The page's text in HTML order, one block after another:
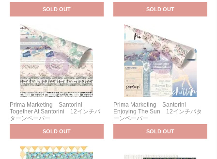
SOLD OUT SOLD OUT
Prima Marketing Santorini
Together At Santorini 12インチパ
ターンペーパー
SOLD OUT
Prima Marketing Santorini
Enjoying The Sun 12インチパタ
ーンペーパー
SOLD OUT